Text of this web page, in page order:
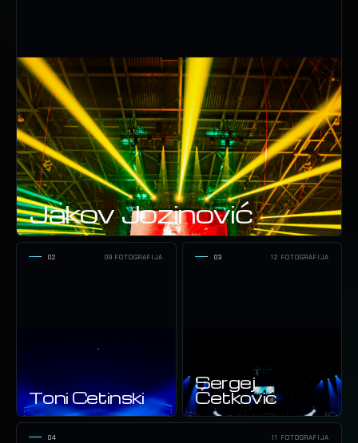
Jakov Jozinović
Toni Cetinski
02 09 FOTOGRAFIJA
Sergej
Ćetković
03 12 FOTOGRAFIJA
04 11 FOTOGRAFIJA